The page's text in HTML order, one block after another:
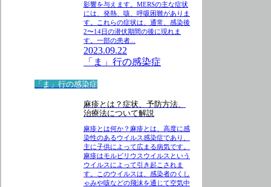
影響を与えます。MERSの主な症状
には、発熱、咳、呼吸困難がありま
す。これらの症状は、通常、感染後
2〜14日の潜伏期間の後に現れま
す。一部の患者...
2023.09.22
「ま」行の感染症
「ま」行の感染症
麻疹とは？症状、予防方法、
治療法について解説
麻疹とは何か？麻疹とは、高度に感
染性のあるウイルス感染症であり、
主に子供によって広まる病気です。
麻疹はモルビリウスウイルスという
ウイルスによって引き起こされま
す。このウイルスは、感染者のくし
ゃみや咳などの飛沫を通じて空気中